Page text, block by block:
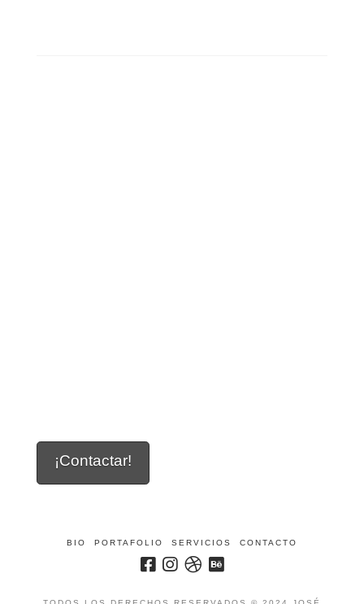
¡Contactar!
BIO PORTAFOLIO SERVICIOS CONTACTO